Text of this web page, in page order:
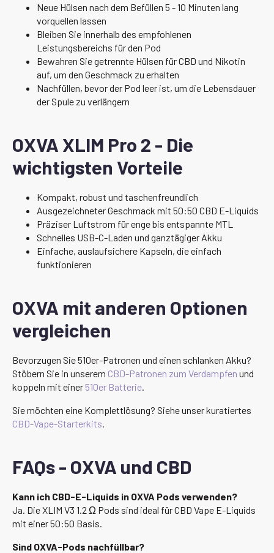
Neue Hülsen nach dem Befüllen 5 - 10 Minuten lang
vorquellen lassen
Bleiben Sie innerhalb des empfohlenen
Leistungsbereichs für den Pod
Bewahren Sie getrennte Hülsen für CBD und Nikotin
auf, um den Geschmack zu erhalten
Nachfüllen, bevor der Pod leer ist, um die Lebensdauer
der Spule zu verlängern
OXVA XLIM Pro 2 - Die
wichtigsten Vorteile
Kompakt, robust und taschenfreundlich
Ausgezeichneter Geschmack mit 50:50 CBD E-Liquids
Präziser Luftstrom für enge bis entspannte MTL
Schnelles USB-C-Laden und ganztägiger Akku
Einfache, auslaufsichere Kapseln, die einfach
funktionieren
OXVA mit anderen Optionen
vergleichen
Bevorzugen Sie 510er-Patronen und einen schlanken Akku?
Stöbern Sie in unserem CBD-Patronen zum Verdampfen und
koppeln mit einer 510er Batterie.
Sie möchten eine Komplettlösung? Siehe unser kuratiertes
CBD-Vape-Starterkits.
FAQs - OXVA und CBD
Kann ich CBD-E-Liquids in OXVA Pods verwenden?
Ja. Die XLIM V3 1.2 Ω Pods sind ideal für CBD Vape E-Liquids
mit einer 50:50 Basis.
Sind OXVA-Pods nachfüllbar?